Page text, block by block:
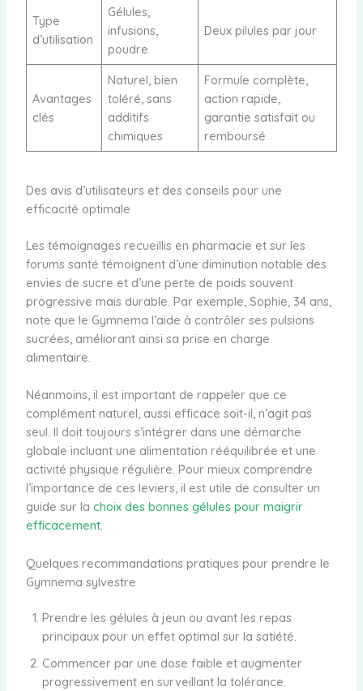
Type
d’utilisation
Gélules,
infusions,
poudre
Deux pilules par jour
Avantages
clés
Naturel, bien
toléré, sans
additifs
chimiques
Formule complète,
action rapide,
garantie satisfait ou
remboursé
Des avis d’utilisateurs et des conseils pour une
efficacité optimale
Les témoignages recueillis en pharmacie et sur les
forums santé témoignent d’une diminution notable des
envies de sucre et d’une perte de poids souvent
progressive mais durable. Par exemple, Sophie, 34 ans,
note que le Gymnema l’aide à contrôler ses pulsions
sucrées, améliorant ainsi sa prise en charge
alimentaire.
Néanmoins, il est important de rappeler que ce
complément naturel, aussi efficace soit-il, n’agit pas
seul. Il doit toujours s’intégrer dans une démarche
globale incluant une alimentation rééquilibrée et une
activité physique régulière. Pour mieux comprendre
l’importance de ces leviers, il est utile de consulter un
guide sur la choix des bonnes gélules pour maigrir
efficacement.
Quelques recommandations pratiques pour prendre le
Gymnema sylvestre
Prendre les gélules à jeun ou avant les repas
principaux pour un effet optimal sur la satiété.
Commencer par une dose faible et augmenter
progressivement en surveillant la tolérance.